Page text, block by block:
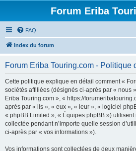
Forum Eriba
FAQ
Index du forum
Forum Eriba Touring.com - Politique
Cette politique explique en détail comment «
sociétés affiliées (désignés ci-après par « nous
Eriba Touring.com », « https://
après par « ils », « eux », « leur », « logiciel
« phpBB Limited », « Équipes phpBB ») utilisent
collectée pendant n’importe quelle session
ci-après par « vos informations »).
Vos informations sont collectées de deux